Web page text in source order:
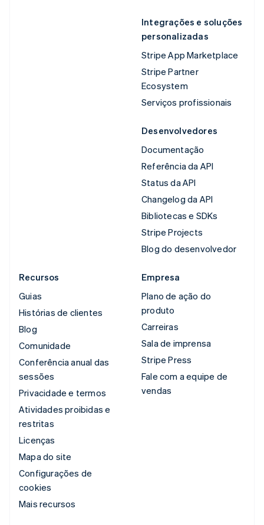
Integrações e soluções
personalizadas
Stripe App Marketplace
Stripe Partner
Ecosystem
Serviços profissionais
Desenvolvedores
Documentação
Referência da API
Status da API
Changelog da API
Bibliotecas e SDKs
Stripe Projects
Blog do desenvolvedor
Recursos
Guias
Histórias de clientes
Blog
Comunidade
Conferência anual das
sessões
Privacidade e termos
Atividades proibidas e
restritas
Licenças
Mapa do site
Configurações de
cookies
Mais recursos
Empresa
Plano de ação do
produto
Carreiras
Sala de imprensa
Stripe Press
Fale com a equipe de
vendas